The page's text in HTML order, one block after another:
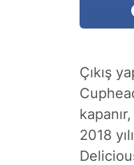
Çıkış
2018